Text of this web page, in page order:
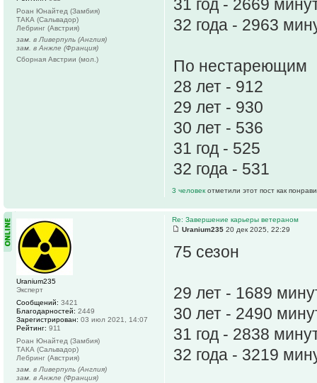
31 год - 2669
32 года - 2963
По нестареющим
28 лет - 912
29 лет - 930
30 лет - 536
31 год - 525
32 года - 531
3 человекотметили этот пост как
Роан Юнайтед (Замбия)
ТАКА (Сальвадор)
Лебринг (Австрия)
зам. в Ливерпуль (Англия)
зам. в Анжле (Франция)
Сборная Австрии (мол.)
Re: Завершение карьеры ветераном
Uranium235 20 дек 2025, 22:29
75 сезон
29 лет - 1689
30 лет - 2490
31 год - 2838
32 года - 3219
Uranium235
Эксперт
Сообщений: 3421
Благодарностей: 2449
Зарегистрирован: 03 июл 2021, 14:07
Рейтинг: 911
Роан Юнайтед (Замбия)
ТАКА (Сальвадор)
Лебринг (Австрия)
зам. в Ливерпуль (Англия)
зам. в Анжле (Франция)